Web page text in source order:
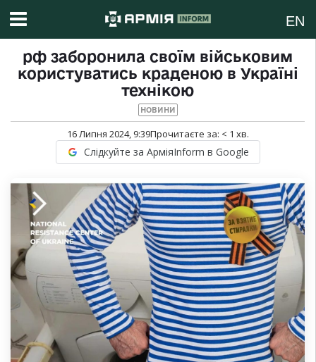
EN
рф заборонила своїм військовим
користуватись краденою в Україні
технікою
НОВИНИ
16 Липня 2024, 9:39Прочитаєте за: < 1 хв.
Слідкуйте за АрміяInform в Google